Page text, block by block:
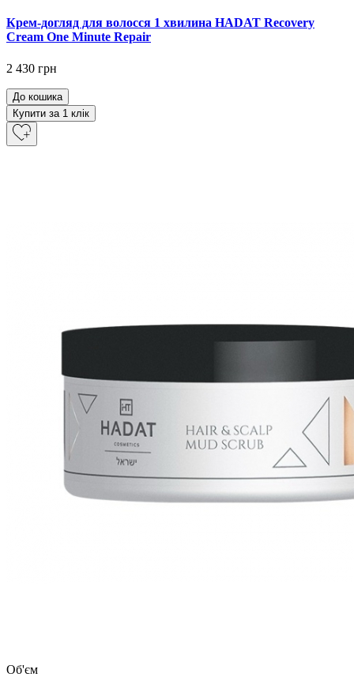
Крем-догляд для волосся 1 хвилина HADAT Recovery
Cream One Minute Repair
2 430 грн
До кошика
Купити за 1 клiк
Об'єм